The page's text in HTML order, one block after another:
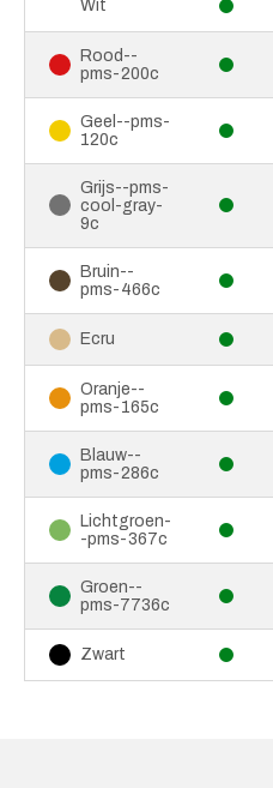
Wit
Rood--
pms-200c
Geel--pms-
120c
Grijs--pms-
cool-gray-
9c
Bruin--
pms-466c
Ecru
Oranje--
pms-165c
Blauw--
pms-286c
Lichtgroen-
-pms-367c
Groen--
pms-7736c
Zwart